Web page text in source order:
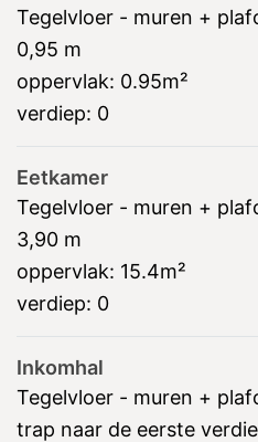
Tegelvloer - muren +
0,95 m
oppervlak: 0.95m²
verdiep: 0
Eetkamer
Tegelvloer - muren +
3,90 m
oppervlak: 15.4m²
verdiep: 0
Inkomhal
Tegelvloer - muren +
trap naar de eerste